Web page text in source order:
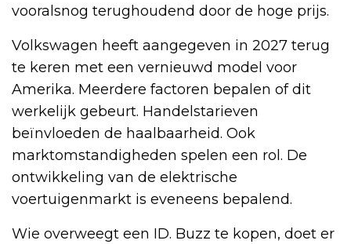
vooralsnog terughoudend door de hoge prijs.
Volkswagen heeft aangegeven in 2027 terug
te keren met een vernieuwd model voor
Amerika. Meerdere factoren bepalen of dit
werkelijk gebeurt. Handelstarieven
beïnvloeden de haalbaarheid. Ook
marktomstandigheden spelen een rol. De
ontwikkeling van de elektrische
voertuigenmarkt is eveneens bepalend.
Wie overweegt een ID. Buzz te kopen, doet er